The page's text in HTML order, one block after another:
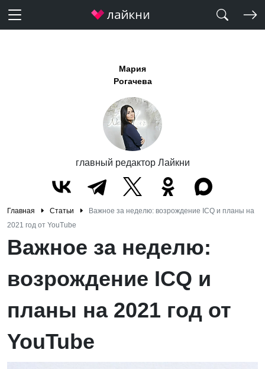
Мария
Рогачева
главный редактор Лайкни
Главная Статьи
Важное за неделю: возрождение ICQ и планы на
2021 год от YouTube
Важное за неделю:
возрождение ICQ и
планы на 2021 год от
YouTube